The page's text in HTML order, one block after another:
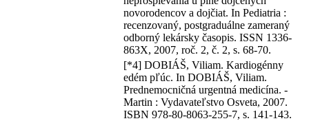
novorodencov a dojčiat. In Pediatria :
recenzovaný, postgraduálne zameraný
odborný lekársky časopis. ISSN 1336-
863X, 2007, roč. 2, č. 2, s. 68-70.
[*4] DOBIÁŠ, Viliam. Kardiogénny
edém pľúc. In DOBIÁŠ, Viliam.
Prednemocničná urgentná medicína. -
Martin : Vydavateľstvo Osveta, 2007.
ISBN 978-80-8063-255-7, s. 141-143.